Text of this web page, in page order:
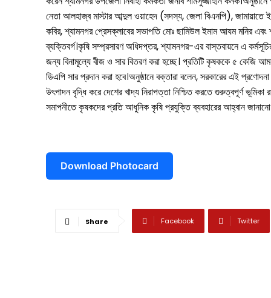
বিনোদন
খেলাধুলা
ভিডিও
আজকের পত্রিকা
নেতা আলহাজ্ব মাস্টার আব্দুল ওয়াহেদ (সদস্য, জেলা বিএনপি), জামায়াতে
কবির, শ্যামনগর প্রেসক্লাবের সভাপতি মোঃ ছামিউল ইমাম আযম মনির এবং
ব্যক্তিবর্গ।কৃষি সম্প্রসারণ অধিদপ্তর, শ্যামনগর-এর বাস্তবায়নে এ
জন্য বিনামূল্যে বীজ ও সার বিতরণ করা হচ্ছে। প্রতিটি কৃষককে ৫ কেজি
ডিএপি সার প্রদান করা হবে।অনুষ্ঠানে বক্তারা বলেন, সরকারের এই
উৎপাদন বৃদ্ধি করে দেশের খাদ্য নিরাপত্তা নিশ্চিত করতে গুরুত্বপূর্ণ ভূমিকা
সমাপনীতে কৃষকদের প্রতি আধুনিক কৃষি প্রযুক্তি ব্যবহারের আহ্বান
Download Photocard
Share Facebook Twitter